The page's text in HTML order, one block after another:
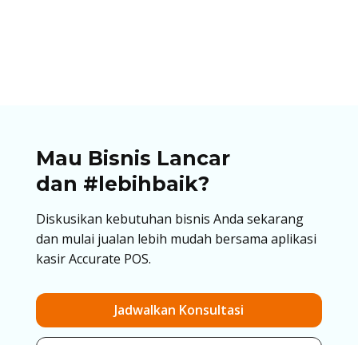
Mau Bisnis Lancar
dan #lebihbaik?
Diskusikan kebutuhan bisnis Anda sekarang
dan mulai jualan lebih mudah bersama aplikasi
kasir Accurate POS.
Jadwalkan Konsultasi